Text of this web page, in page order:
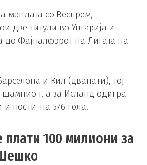
мандата со Веспрем,
две титули во Унгарија и
до Фајналфорот на Лигата на
и Кил (двапати), тој
шампион, а за Исланд одигра
и постигна 576 гола.
плати 100 милиони за